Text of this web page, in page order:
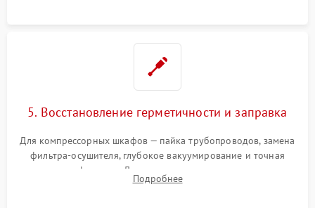
5. Восстановление герметичности и заправка
Для компрессорных шкафов — пайка трубопроводов, замена
фильтра-осушителя, глубокое вакуумирование и точная
заправка фреоном. Для термоэлектрических — замена
термопасты и герметизация охлаждающего блока.
Подробнее